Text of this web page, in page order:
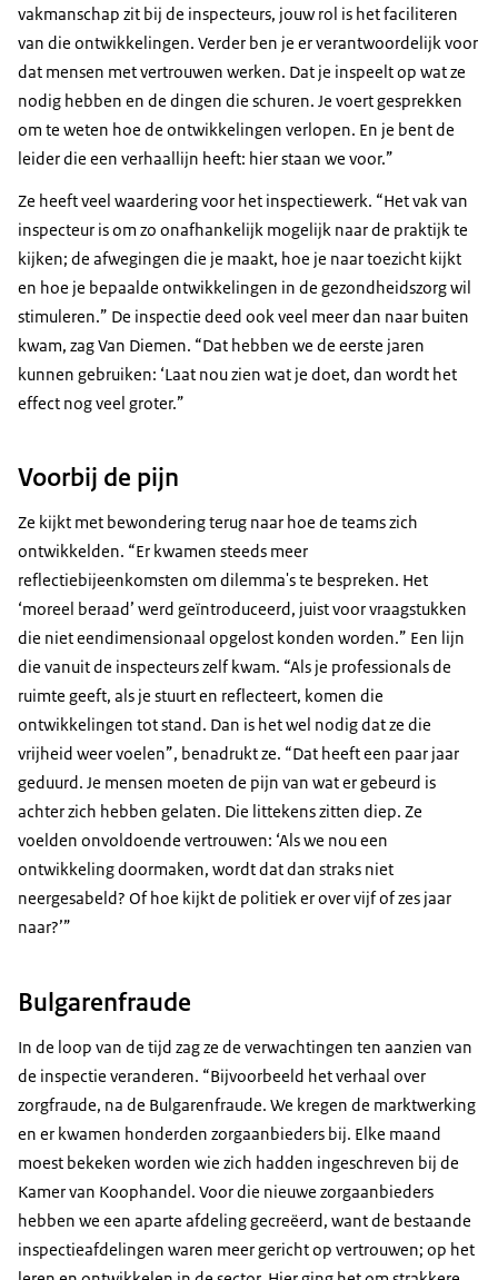
vakmanschap zit bij de inspecteurs, jouw rol is het faciliteren
van die ontwikkelingen. Verder ben je er verantwoordelijk voor
dat mensen met vertrouwen werken. Dat je inspeelt op wat ze
nodig hebben en de dingen die schuren. Je voert gesprekken
om te weten hoe de ontwikkelingen verlopen. En je bent de
leider die een verhaallijn heeft: hier staan we voor.”
Ze heeft veel waardering voor het inspectiewerk. “Het vak van
inspecteur is om zo onafhankelijk mogelijk naar de praktijk te
kijken; de afwegingen die je maakt, hoe je naar toezicht kijkt
en hoe je bepaalde ontwikkelingen in de gezondheidszorg wil
stimuleren.” De inspectie deed ook veel meer dan naar buiten
kwam, zag Van Diemen. “Dat hebben we de eerste jaren
kunnen gebruiken: ‘Laat nou zien wat je doet, dan wordt het
effect nog veel groter.”
Voorbij de pijn
Ze kijkt met bewondering terug naar hoe de teams zich
ontwikkelden. “Er kwamen steeds meer
reflectiebijeenkomsten om dilemma's te bespreken. Het
‘moreel beraad’ werd geïntroduceerd, juist voor vraagstukken
die niet eendimensionaal opgelost konden worden.” Een lijn
die vanuit de inspecteurs zelf kwam. “Als je professionals de
ruimte geeft, als je stuurt en reflecteert, komen die
ontwikkelingen tot stand. Dan is het wel nodig dat ze die
vrijheid weer voelen”, benadrukt ze. “Dat heeft een paar jaar
geduurd. Je mensen moeten de pijn van wat er gebeurd is
achter zich hebben gelaten. Die littekens zitten diep. Ze
voelden onvoldoende vertrouwen: ‘Als we nou een
ontwikkeling doormaken, wordt dat dan straks niet
neergesabeld? Of hoe kijkt de politiek er over vijf of zes jaar
naar?’”
Bulgarenfraude
In de loop van de tijd zag ze de verwachtingen ten aanzien van
de inspectie veranderen. “Bijvoorbeeld het verhaal over
zorgfraude, na de Bulgarenfraude. We kregen de marktwerking
en er kwamen honderden zorgaanbieders bij. Elke maand
moest bekeken worden wie zich hadden ingeschreven bij de
Kamer van Koophandel. Voor die nieuwe zorgaanbieders
hebben we een aparte afdeling gecreëerd, want de bestaande
inspectieafdelingen waren meer gericht op vertrouwen; op het